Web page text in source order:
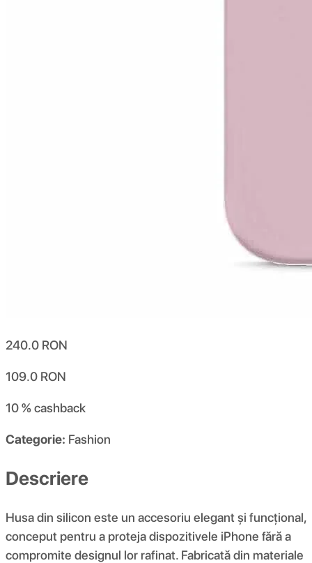
240.0 RON
109.0 RON
10 %cashback
Categorie: Fashion
Descriere
Husa din silicon este un accesoriu elegant și funcțional,
conceput pentru a proteja dispozitivele iPhone fără a
compromite designul lor rafinat. Fabricată din materiale